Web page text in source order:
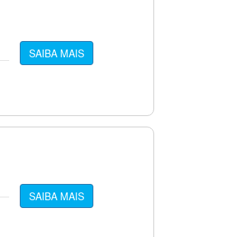
SAIBA MAIS
SAIBA MAIS